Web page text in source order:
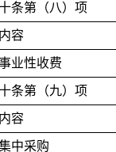
条第（八）项
容
业性收费
条第（九）项
容
中采购